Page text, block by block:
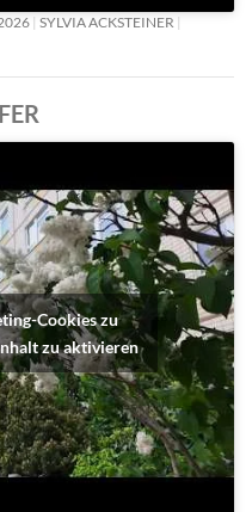
SYLVIA ACKSTEINER
Cookies zu
zu aktivieren